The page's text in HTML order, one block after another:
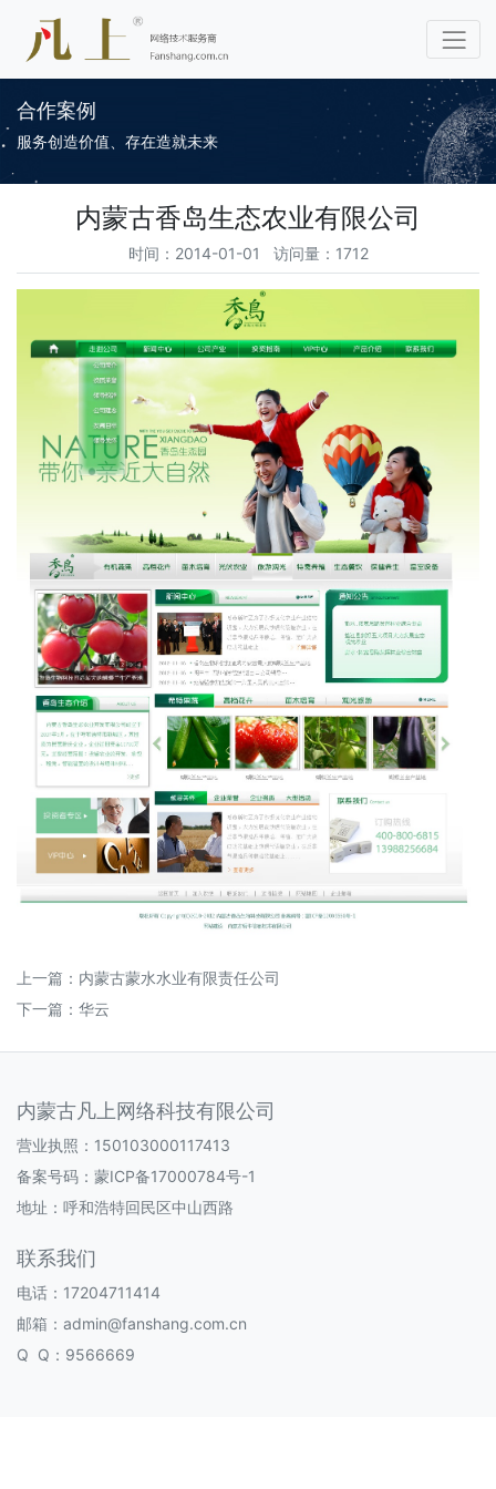
合作案例
服务创造价值、存在造就未来
内蒙古香岛生态农业有限公司
时间：2014-01-01 访问量：1712
上一篇： 内蒙古蒙水水业有限责任公司
下一篇： 华云
内蒙古凡上网络科技有限公司
营业执照：150103000117413
备案号码： 蒙ICP备17000784号-1
地址：呼和浩特回民区中山西路
联系我们
电话：17204711414
邮箱：admin@fanshang.com.cn
Q Q：9566669